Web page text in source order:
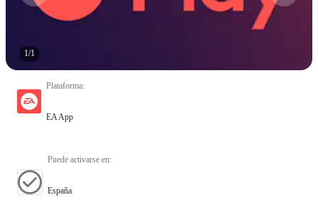
1/1
Plataforma:
EA App
Puede activarse en:
España